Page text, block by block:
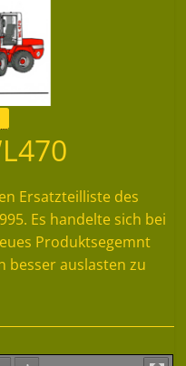
Ersatzteilliste des
Es handelte sich bei
Produktsegemnt
besser auslasten zu